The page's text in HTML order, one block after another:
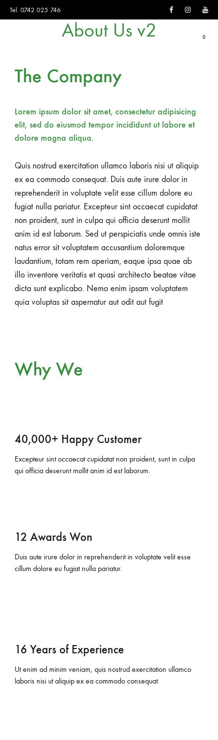
Tel. 0742 025 746 FacebookInstagram
0
About Us v2
The Company
Lorem ipsum dolor sit amet, consectetur adipisicing
elit, sed do eiusmod tempor incididunt ut labore et
dolore magna aliqua.
Quis nostrud exercitation ullamco laboris nisi ut aliquip
ex ea commodo consequat. Duis aute irure dolor in
reprehenderit in voluptate velit esse cillum dolore eu
fugiat nulla pariatur. Excepteur sint occaecat cupidatat
non proident, sunt in culpa qui officia deserunt mollit
anim id est laborum. Sed ut perspiciatis unde omnis iste
natus error sit voluptatem accusantium doloremque
laudantium, totam rem aperiam, eaque ipsa quae ab
illo inventore veritatis et quasi architecto beatae vitae
dicta sunt explicabo. Nemo enim ipsam voluptatem
quia voluptas sit aspernatur aut odit aut fugit
Why We
40,000+ Happy Customer
Excepteur sint occaecat cupidatat non proident, sunt in culpa
qui officia deserunt mollit anim id est laborum.
12 Awards Won
Duis aute irure dolor in reprehenderit in voluptate velit esse
cillum dolore eu fugiat nulla pariatur.
16 Years of Experience
Ut enim ad minim veniam, quis nostrud exercitation ullamco
laboris nisi ut aliquip ex ea commodo consequat.